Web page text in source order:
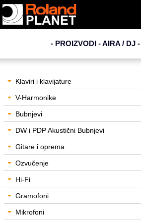
- PROIZVODI - AIRA / DJ -
Klaviri i klavijature
V-Harmonike
Bubnjevi
DW i PDP Akustični Bubnjevi
Gitare i oprema
Ozvučenje
Hi-Fi
Gramofoni
Mikrofoni